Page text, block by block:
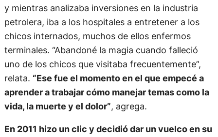
y mientras analizaba inversiones en la industria
petrolera, iba a los hospitales a entretener a los
chicos internados, muchos de ellos enfermos
terminales. “Abandoné la magia cuando falleció
uno de los chicos que visitaba frecuentemente”,
relata. “Ese fue el momento en el que empecé a
aprender a trabajar cómo manejar temas como la
vida, la muerte y el dolor”, agrega.
En 2011 hizo un clic y decidió dar un vuelco en su